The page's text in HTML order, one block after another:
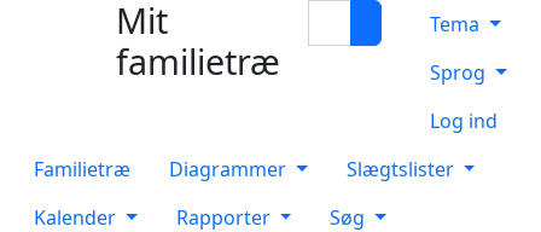
Hop til indholdMit
familietræ
Tema
Sprog
Log ind
Familietræ
Diagrammer
Slægtslister
Kalender
Rapporter Søg